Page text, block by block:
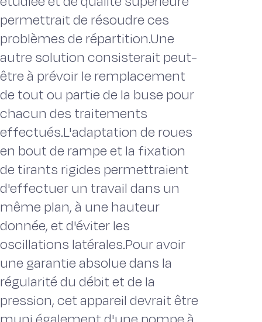
permettrait de résoudre ces
problèmes de répartition.Une
autre solution consisterait peut-
être à prévoir le remplacement
de tout ou partie de la buse pour
chacun des traitements
effectués.L'adaptation de roues
en bout de rampe et la fixation
de tirants rigides permettraient
d'effectuer un travail dans un
même plan, à une hauteur
donnée, et d'éviter les
oscillations latérales.Pour avoir
une garantie absolue dans la
régularité du débit et de la
pression, cet appareil devrait être